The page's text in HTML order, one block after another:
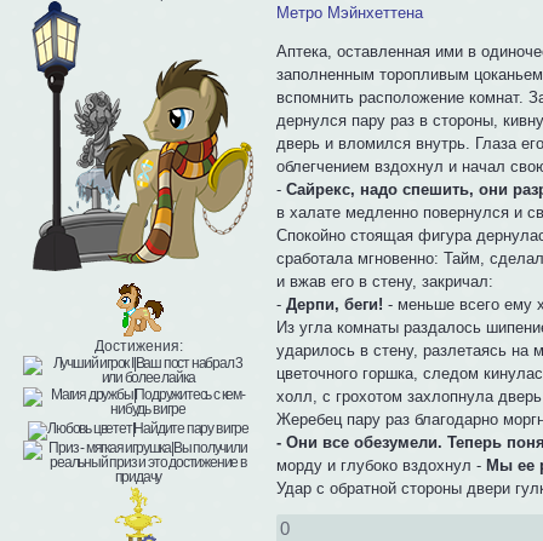
Достижения:
Метро Мэйнхеттена
Аптека, оставленная ими в
заполненным торопливым
вспомнить расположение комнат.
дернулся пару раз в стороны,
дверь и вломился внутрь. Глаза
облегчением вздохнул и начал
- Сайрекс, надо спешить, они
в халате медленно повернулся и
Спокойно стоящая фигура
сработала мгновенно: Тайм,
и вжав его в стену, закричал:
- Дерпи, беги! - меньше всего ему
Из угла комнаты раздалось
ударилось в стену, разлетаясь на
цветочного горшка, следом
холл, с грохотом захлопнула
Жеребец пару раз благодарно
- Они все обезумели. Теперь
морду и глубоко вздохнул - Мы ее
Удар с обратной стороны двери
0